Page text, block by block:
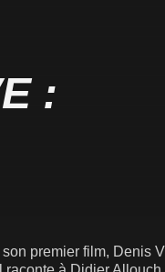
:
son premier film, Denis